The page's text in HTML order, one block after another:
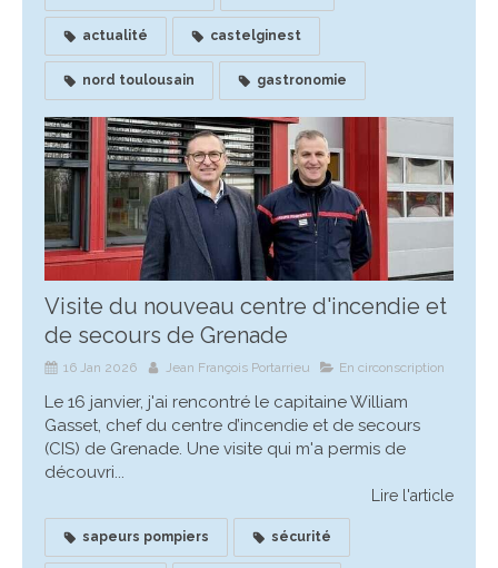
actualité castelginest
nord toulousain gastronomie
Visite du nouveau centre d'incendie et
de secours de Grenade
16 Jan 2026 Jean François Portarrieu En circonscription
Le 16 janvier, j'ai rencontré le capitaine William
Gasset, chef du centre d’incendie et de secours
(CIS) de Grenade. Une visite qui m'a permis de
découvri...
Lire l'article
sapeurs pompiers sécurité